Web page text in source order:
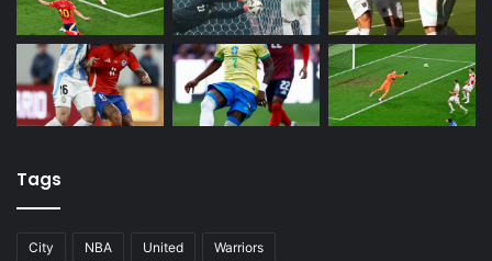
Tags
City NBA United Warriors